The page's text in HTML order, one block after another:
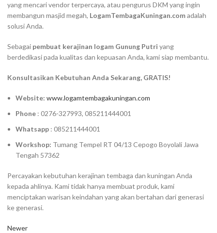
yang mencari vendor terpercaya, atau pengurus DKM yang ingin
membangun masjid megah, LogamTembagaKuningan.comadalah
solusi Anda.
Sebagai pembuat kerajinan logam Gunung Putri yang
berdedikasi pada kualitas dan kepuasan Anda, kami siap membantu.
Konsultasikan Kebutuhan Anda Sekarang, GRATIS!
Website: www.logamtembagakuningan.com
Phone : 0276-327993, 085211444001
Whatsapp : 085211444001
Workshop: Tumang Tempel RT 04/13 Cepogo Boyolali Jawa
Tengah 57362
Percayakan kebutuhan kerajinan tembaga dan kuningan Anda
kepada ahlinya. Kami tidak hanya membuat produk, kami
menciptakan warisan keindahan yang akan bertahan dari generasi
ke generasi.
Newer